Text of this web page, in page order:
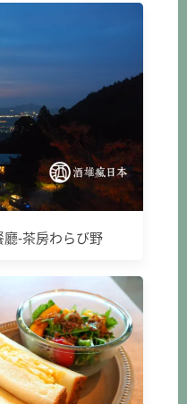
-茶房わらび野